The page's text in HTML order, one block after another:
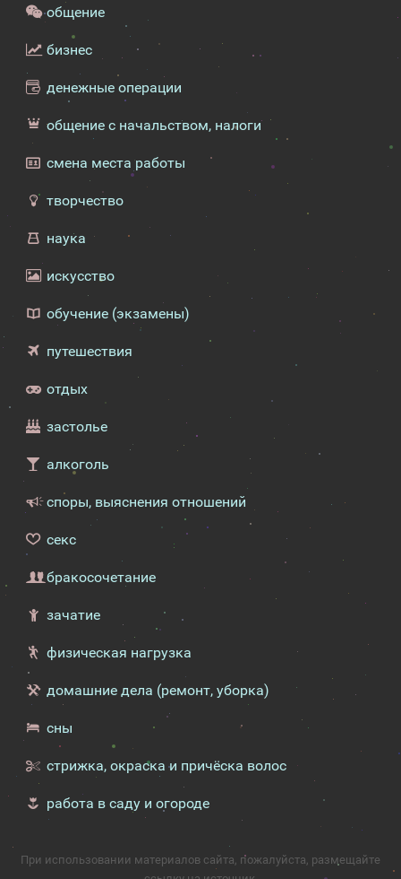
общение
бизнес
денежные операции
общение с начальством, налоги
смена места работы
творчество
наука
искусство
обучение (экзамены)
путешествия
отдых
застолье
алкоголь
споры, выяснения отношений
секс
бракосочетание
зачатие
физическая нагрузка
домашние дела (ремонт, уборка)
сны
стрижка, окраска и причёска волос
работа в саду и огороде
При использовании материалов сайта, пожалуйста, размещайте